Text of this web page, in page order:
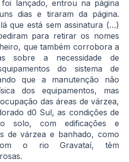
lançado, entrou na página
dias e tiraram da página.
que está sem assinatura (…)
para retirar os nomes
que também corrobora a
sobre a necessidade de
do sistema de
que a manutenção não
dos equipamentos, mas
das áreas de várzea,
d0 Sul, as condições de
solo, com edificações e
de várzea e banhado, como
o rio Gravataí, têm